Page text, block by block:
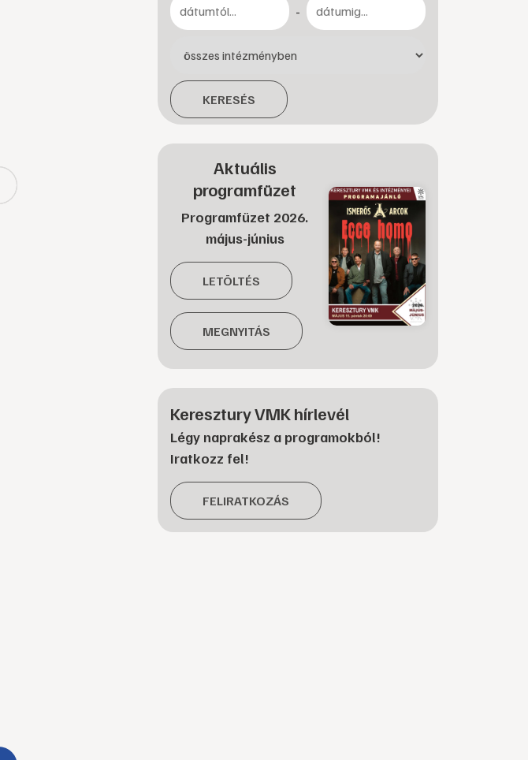
-
KERESÉS
Aktuális
programfüzet
Programfüzet 2026.
május-június
LETÖLTÉS
MEGNYITÁS
Keresztury VMK hírlevél
Légy naprakész a programokból!
Iratkozz fel!
FELIRATKOZÁS